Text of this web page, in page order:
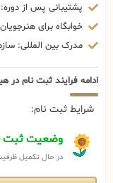
پشتیبانی پس از دوره: 90
خوابگاه برای
مدرک بین المللی:
ادامه فرایند ثبت نام در
شرایط ثبت نام:
وضعیت ثبت
در حال تکمیل